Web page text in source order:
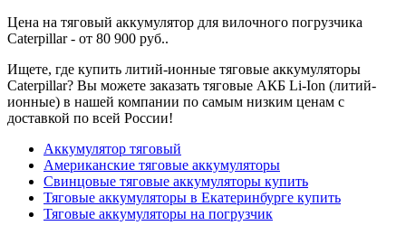
Цена на тяговый аккумулятор для вилочного погрузчика
Caterpillar - от 80 900 руб..
Ищете, где купить литий-ионные тяговые аккумуляторы
Caterpillar? Вы можете заказать тяговые АКБ Li-Ion (литий-
ионные) в нашей компании по самым низким ценам с
доставкой по всей России!
Аккумулятор тяговый
Американские тяговые аккумуляторы
Свинцовые тяговые аккумуляторы купить
Тяговые аккумуляторы в Екатеринбурге купить
Тяговые аккумуляторы на погрузчик